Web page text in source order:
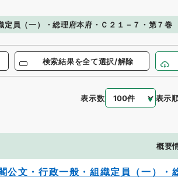
定員（一）・総理府本府・Ｃ２１－７・第７巻
検索結果を全て選択/解除
表示数 表示
概要
公文・行政一般・組織定員（一）・